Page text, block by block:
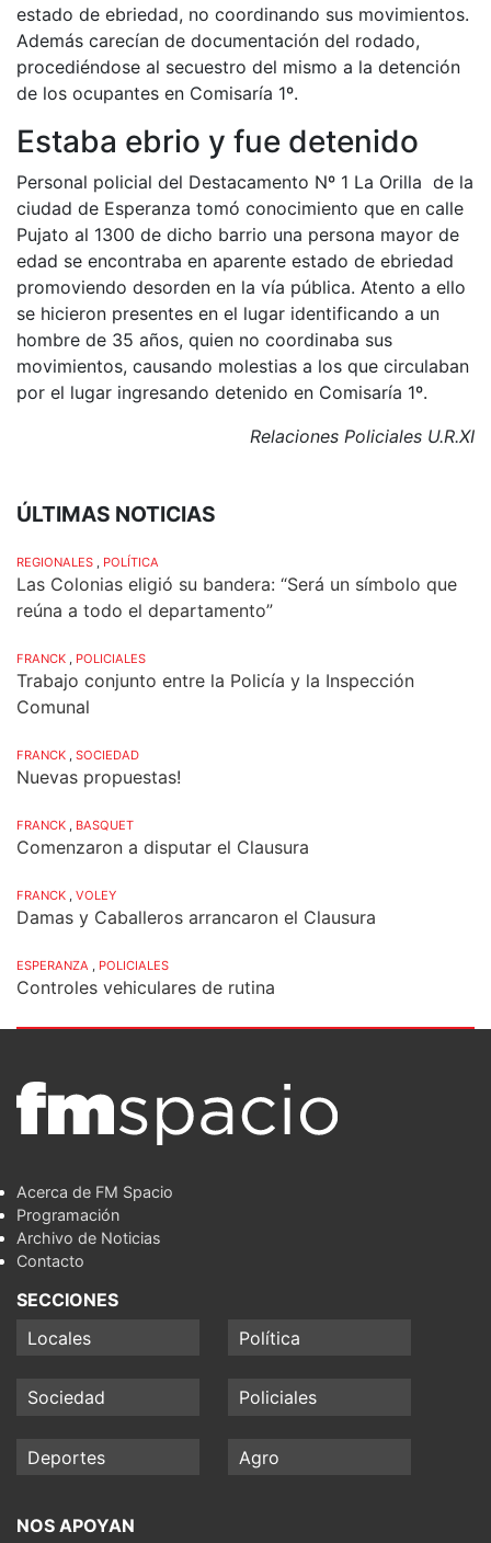
estado de ebriedad, no coordinando sus movimientos.
Además carecían de documentación del rodado,
procediéndose al secuestro del mismo a la detención
de los ocupantes en Comisaría 1º.
Estaba ebrio y fue detenido
Personal policial del Destacamento Nº 1 La Orilla de la
ciudad de Esperanza tomó conocimiento que en calle
Pujato al 1300 de dicho barrio una persona mayor de
edad se encontraba en aparente estado de ebriedad
promoviendo desorden en la vía pública. Atento a ello
se hicieron presentes en el lugar identificando a un
hombre de 35 años, quien no coordinaba sus
movimientos, causando molestias a los que circulaban
por el lugar ingresando detenido en Comisaría 1º.
Relaciones Policiales U.R.XI
ÚLTIMAS NOTICIAS
REGIONALES , POLÍTICA
Las Colonias eligió su bandera: “Será un símbolo que
reúna a todo el departamento”
FRANCK , POLICIALES
Trabajo conjunto entre la Policía y la Inspección
Comunal
FRANCK , SOCIEDAD
Nuevas propuestas!
FRANCK , BASQUET
Comenzaron a disputar el Clausura
FRANCK , VOLEY
Damas y Caballeros arrancaron el Clausura
ESPERANZA , POLICIALES
Controles vehiculares de rutina
Acerca de FM Spacio
Programación
Archivo de Noticias
Contacto
SECCIONES
Locales
Política
Sociedad Policiales
Deportes Agro
NOS APOYAN